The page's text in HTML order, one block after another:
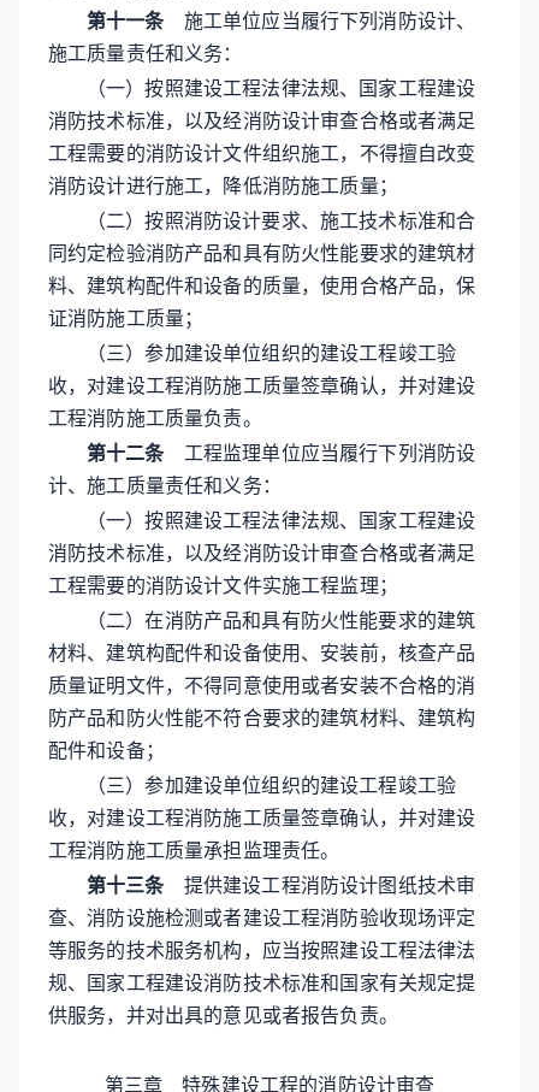
第十一条施工单位应当履行下列消防设计、
施工质量责任和义务：
（一）按照建设工程法律法规、国家工程建设
消防技术标准，以及经消防设计审查合格或者满足
工程需要的消防设计文件组织施工，不得擅自改变
消防设计进行施工，降低消防施工质量；
（二）按照消防设计要求、施工技术标准和合
同约定检验消防产品和具有防火性能要求的建筑材
料、建筑构配件和设备的质量，使用合格产品，保
证消防施工质量；
（三）参加建设单位组织的建设工程竣工验
收，对建设工程消防施工质量签章确认，并对建设
工程消防施工质量负责。
第十二条工程监理单位应当履行下列消防设
计、施工质量责任和义务：
（一）按照建设工程法律法规、国家工程建设
消防技术标准，以及经消防设计审查合格或者满足
工程需要的消防设计文件实施工程监理；
（二）在消防产品和具有防火性能要求的建筑
材料、建筑构配件和设备使用、安装前，核查产品
质量证明文件，不得同意使用或者安装不合格的消
防产品和防火性能不符合要求的建筑材料、建筑构
配件和设备；
（三）参加建设单位组织的建设工程竣工验
收，对建设工程消防施工质量签章确认，并对建设
工程消防施工质量承担监理责任。
第十三条提供建设工程消防设计图纸技术审
查、消防设施检测或者建设工程消防验收现场评定
等服务的技术服务机构，应当按照建设工程法律法
规、国家工程建设消防技术标准和国家有关规定提
供服务，并对出具的意见或者报告负责。
第三章 特殊建设工程的消防设计审查